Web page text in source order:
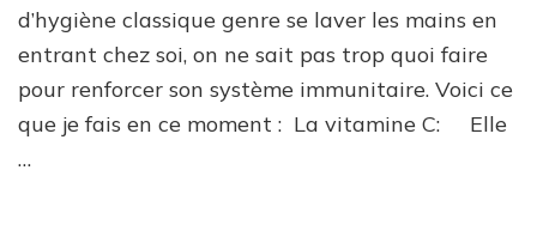
d’hygiène classique genre se laver les mains en
entrant chez soi, on ne sait pas trop quoi faire
pour renforcer son système immunitaire. Voici ce
que je fais en ce moment : La vitamine C: Elle
…